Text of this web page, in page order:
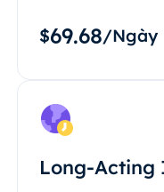
$69.68/Ngày
Long-Acting